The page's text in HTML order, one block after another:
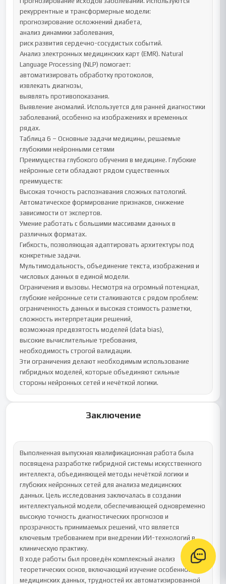
Заключение
Выполненная выпускная квалификационная работа была
посвящена разработке гибридной системы искусственного
интеллекта, объединяющей методы нечёткой логики и
глубоких нейронных сетей для анализа медицинских
данных. Цель исследования заключалась в создании
интеллектуальной модели, обеспечивающей одновременно
высокую точность диагностических прогнозов и
прозрачность принимаемых решений, что является
ключевым требованием при внедрении ИИ-технологий в
клиническую практику.
В ходе работы был проведён комплексный анализ
теоретических основ, включающий изучение особенностей
медицинских данных, трудностей их автоматизированной